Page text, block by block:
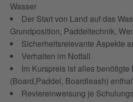
Wasser
Der Start von Land auf das
Grundposition, Paddeltechnik,
Sicherheitsrelevante Aspekte
Verhalten im Notfall
Im Kurspreis ist alles benötigte
(Board,Paddel, Boardleash)
Reviereinweisung je